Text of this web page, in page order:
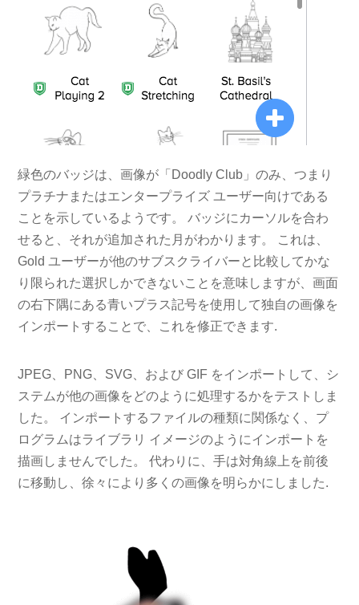
緑色のバッジは、画像が「Doodly Club」のみ、つまり
プラチナまたはエンタープライズ ユーザー向けである
ことを示しているようです。 バッジにカーソルを合わ
せると、それが追加された月がわかります。 これは、
Gold ユーザーが他のサブスクライバーと比較してかな
り限られた選択しかできないことを意味しますが、画面
の右下隅にある青いプラス記号を使用して独自の画像を
インポートすることで、これを修正できます.
JPEG、PNG、SVG、および GIF をインポートして、シ
ステムが他の画像をどのように処理するかをテストしま
した。 インポートするファイルの種類に関係なく、プ
ログラムはライブラリ イメージのようにインポートを
描画しませんでした。 代わりに、手は対角線上を前後
に移動し、徐々により多くの画像を明らかにしました.